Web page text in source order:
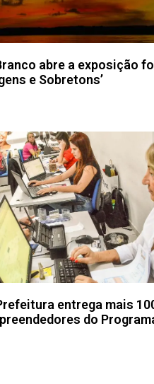
abre a exposição
e Sobretons’
entrega mais
do